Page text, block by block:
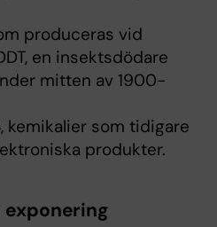
produceras vid
en insektsdödare
mitten av 1900-
kemikalier som tidigare
produkter.